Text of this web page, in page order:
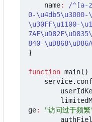
name:
/^[a-
0-\u4db5\u3000-
\u30FF\u1100-
840-
}
function main()
service.
ge: "访问过于频